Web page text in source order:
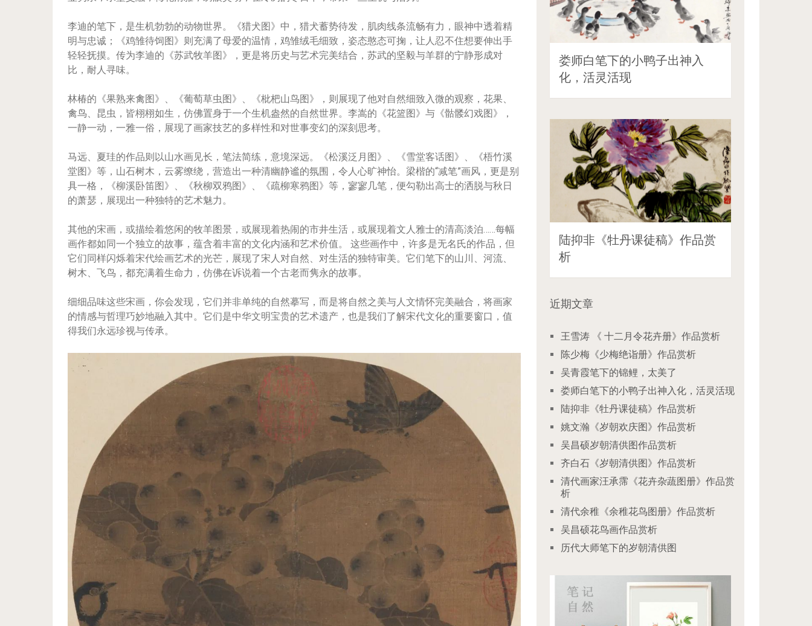
李迪的笔下，是生机勃勃的动物世界。《猎犬图》中，猎犬蓄势待发，肌肉线条流畅有力，眼神中透着精
明与忠诚；《鸡雏待饲图》则充满了母爱的温情，鸡雏绒毛细致，姿态憨态可掬，让人忍不住想要伸出手
轻轻抚摸。传为李迪的《苏武牧羊图》，更是将历史与艺术完美结合，苏武的坚毅与羊群的宁静形成对
比，耐人寻味。
林椿的《果熟来禽图》、《葡萄草虫图》、《枇杷山鸟图》，则展现了他对自然细致入微的观察，花果、
禽鸟、昆虫，皆栩栩如生，仿佛置身于一个生机盎然的自然世界。李嵩的《花篮图》与《骷髅幻戏图》，
一静一动，一雅一俗，展现了画家技艺的多样性和对世事变幻的深刻思考。
马远、夏珪的作品则以山水画见长，笔法简练，意境深远。《松溪泛月图》、《雪堂客话图》、《梧竹溪
堂图》等，山石树木，云雾缭绕，营造出一种清幽静谧的氛围，令人心旷神怡。梁楷的“减笔”画风，更是别
具一格，《柳溪卧笛图》、《秋柳双鸦图》、《疏柳寒鸦图》等，寥寥几笔，便勾勒出高士的洒脱与秋日
的萧瑟，展现出一种独特的艺术魅力。
其他的宋画，或描绘着悠闲的牧羊图景，或展现着热闹的市井生活，或展现着文人雅士的清高淡泊……每幅
画作都如同一个独立的故事，蕴含着丰富的文化内涵和艺术价值。 这些画作中，许多是无名氏的作品，但
它们同样闪烁着宋代绘画艺术的光芒，展现了宋人对自然、对生活的独特审美。它们笔下的山川、河流、
树木、飞鸟，都充满着生命力，仿佛在诉说着一个古老而隽永的故事。
细细品味这些宋画，你会发现，它们并非单纯的自然摹写，而是将自然之美与人文情怀完美融合，将画家
的情感与哲理巧妙地融入其中。它们是中华文明宝贵的艺术遗产，也是我们了解宋代文化的重要窗口，值
得我们永远珍视与传承。
娄师白笔下的小鸭子出神入
化，活灵活现
陆抑非《牡丹课徒稿》作品赏
析
近期文章
王雪涛 《 十二月令花卉册》作品赏析
陈少梅《少梅绝诣册》作品赏析
吴青霞笔下的锦鲤，太美了
娄师白笔下的小鸭子出神入化，活灵活现
陆抑非《牡丹课徒稿》作品赏析
姚文瀚《岁朝欢庆图》作品赏析
吴昌硕岁朝清供图作品赏析
齐白石《岁朝清供图》作品赏析
清代画家汪承霈《花卉杂蔬图册》作品赏
析
清代余稚《余稚花鸟图册》作品赏析
吴昌硕花鸟画作品赏析
历代大师笔下的岁朝清供图